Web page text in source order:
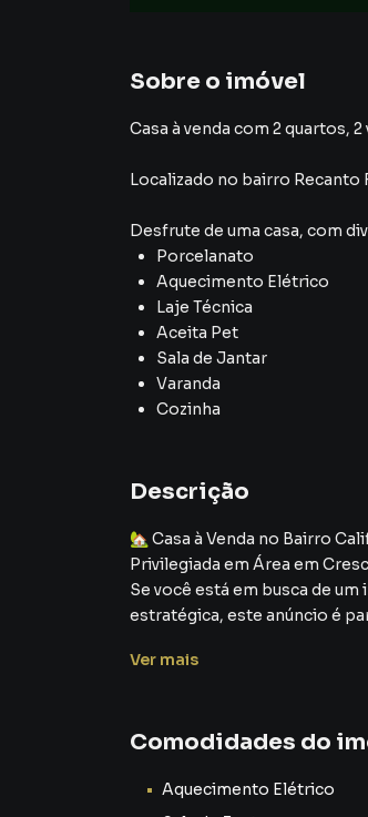
Sobre o imóvel
Casa à venda com 2 quartos, 2
Localizado no bairro Recanto
Desfrute de uma casa, com
Porcelanato
Aquecimento Elétrico
Laje Técnica
Aceita Pet
Sala de Jantar
Varanda
Cozinha
Descrição
🏡 Casa à Venda no Bairro
Privilegiada em Área em
Se você está em busca de
estratégica, este anúncio é
uma nova fase da vida em
O bairro Califórnia é hoje um
serviços surgindo a cada
Ver mais
Comodidades do
Aquecimento Elétrico